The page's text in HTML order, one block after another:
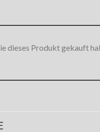
dieses Produkt gekauft